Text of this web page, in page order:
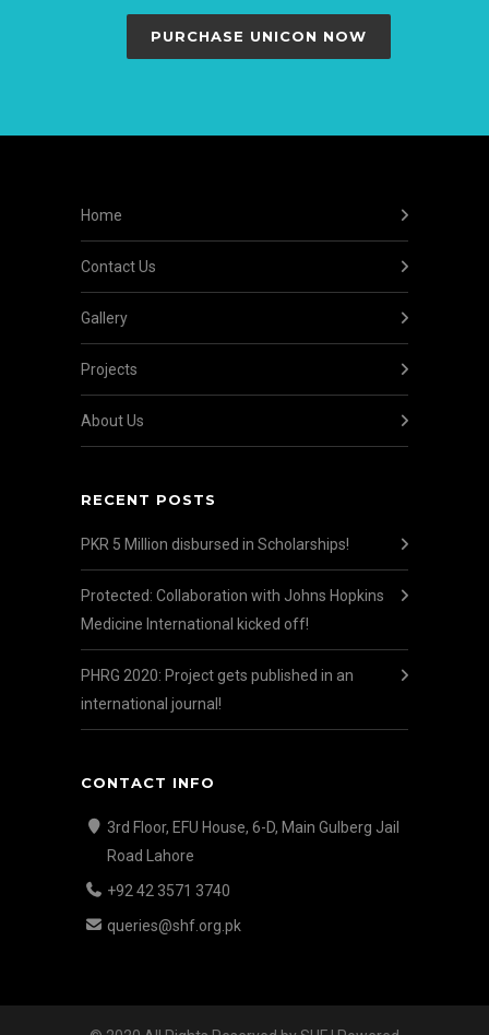
PURCHASE UNICON NOW
Home
Contact Us
Gallery
Projects
About Us
RECENT POSTS
PKR 5 Million disbursed in Scholarships!
Protected: Collaboration with Johns Hopkins
Medicine International kicked off!
PHRG 2020: Project gets published in an
international journal!
CONTACT INFO
3rd Floor, EFU House, 6-D, Main Gulberg Jail
Road Lahore
+92 42 3571 3740
queries@shf.org.pk